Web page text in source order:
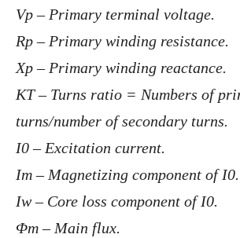
Vp – Primary terminal voltage.
Rp – Primary winding resistance.
Xp – Primary winding reactance.
KT – Turns ratio = Numbers of
turns/number of secondary turns.
I0 – Excitation current.
Im – Magnetizing component of I0.
Iw – Core loss component of I0.
Φm – Main flux.